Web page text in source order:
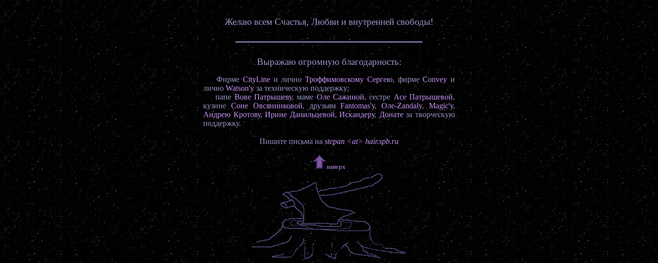
Желаю всем Счастья, Любви и внутренней свободы!
Выражаю огромную благодарность:
ФирмеCityLineи лично Троффимовскому Сергею, фирмеConvey и
лично Watson'уза техническую поддержку;
папеВове Патрышеву, мамеОле Сажиной, сестре Асе Патрышевой,
кузине Соне Овсянниковой, друзьямFantomas'у,Оле-Zandaly,Magic'у,
Андрею Кротову,Ирине Данильцевой,Искандеру, Донатеза творческую
поддержку.
Пишите письма наstepan <at> hair.spb.ru
наверх